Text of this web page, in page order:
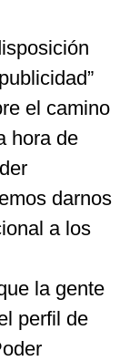
el camino
hora de
darnos
a los
la gente
perfil de